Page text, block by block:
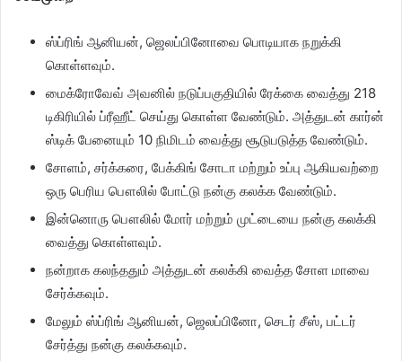
ஸ்ப்ரிங் ஆனியன், ஜெலப்பினோவை பொடியாக நறுக்கி
கொள்ளவும்.
மைக்ரோவேவ் அவனில் நடுப்பகுதியில் ரேக்கை வைத்து 218
டிகிரியில் ப்ரீஹீட் செய்து கொள்ள வேண்டும். அத்துடன் கார்ன்
ஸ்டிக் பேனையும் 10 நிமிடம் வைத்து சூடுபடுத்த வேண்டும்.
சோளம், சர்க்கரை, பேக்கிங் சோடா மற்றும் உப்பு ஆகியவற்றை
ஒரு பெரிய பௌலில் போட்டு நன்கு கலக்க வேண்டும்.
இன்னொரு பௌலில் மோர் மற்றும் முட்டையை நன்கு கலக்கி
வைத்து கொள்ளவும்.
நன்றாக கலந்ததும் அத்துடன் கலக்கி வைத்த சோள மாவை
சேர்க்கவும்.
மேலும் ஸ்ப்ரிங் ஆனியன், ஜெலப்பினோ, செடர் சீஸ், பட்டர்
சேர்த்து நன்கு கலக்கவும்.